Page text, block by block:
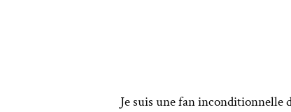
Je suis une fan inconditionnelle